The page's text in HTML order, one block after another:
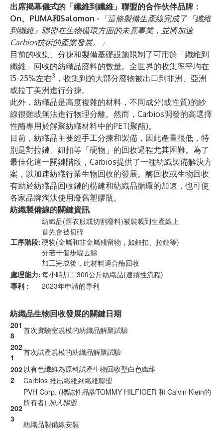
出席揭幕儀式的「纖維到纖維」聯盟的合作伙伴品牌：
On、PUMA和Salomon - 「這條製備生產線完成了『纖維
到纖維』聯盟在生物循環方面的未竟事業，並將加速
Carbios技術的產業發展。」
目前的收集、分揀和製備基礎設施限制了可用於「纖維到
纖維」回收的紡織品廢料的數量。全世界的收集率平均在
15-25%左右3 ，收集到的大部分廢物被出口到非洲、亞洲
或拉丁美洲進行分揀。
此外，紡織品是高度複雜的材料，不同成分(或性質)的紗
線很難或無法進行物理分離。然而，Carbios開發的高選擇
性酶專用於解聚紡織材料中的PET(聚酯)。
目前，紡織品主要經手工分揀和製備，因此產量很低，特
別是對拉鏈、鈕扣等「硬物」的回收過程尤其困難。為了
最佳化這一關鍵階段，Carbios提供了一種紡織製備解決方
案，以加速紡織行業生物回收的發展。酶回收或生物回收
有助於紡織品回收鏈的構建和紡織品循環的加速，也可使
各家品牌淘汰使用廢舊塑膠瓶。
紡織製備線的關鍵資訊
工序階段:
紡織品(舊衣服或切割廢料)被裝載到生產線上
首先會被切碎
硬物(金屬和非金屬殘留物，如鈕扣、拉鏈等)
分若干個步驟去除
加工完成後，此材料適合酶回收
處理能力:每小時加工300公斤紡織品(連續性流程)
專利 :
2023年申請的專利
紡織品生物回收發展的關鍵日期
201
8
首次實驗室規模的紡織品解聚試驗
202
1
首次試產規模的紡織品解聚試驗
202
2
以有色纖維為原料試產生物回收型白色纖維
Carbios 推出纖維到纖維聯盟
202
3
PVH Corp. (標誌性品牌TOMMY HILFIGER 和 Calvin Klein的
所有者) 加入聯盟
紡織品製備線安裝